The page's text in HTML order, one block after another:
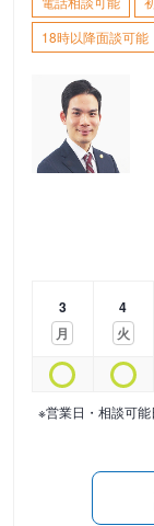
18時以降面談可能
3
月
4
火
※営業日・相談可